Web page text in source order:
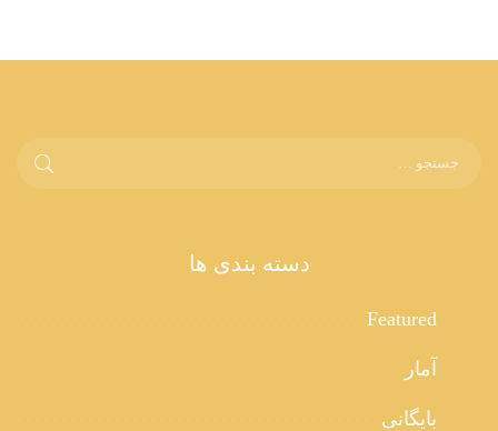
دسته بندی ها
Featured
آمار
بایگانی